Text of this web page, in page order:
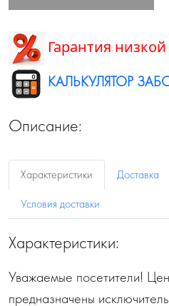
Гарантия
КАЛЬКУЛЯТОР
Описание:
Характеристики Доставка
Условия доставки
Характеристики:
Уважаемые посетители!
предназначены